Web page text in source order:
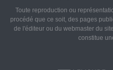
Toute reproduction ou
procédé que ce soit, des pages
de l'éditeur ou du webmaster du
constitue